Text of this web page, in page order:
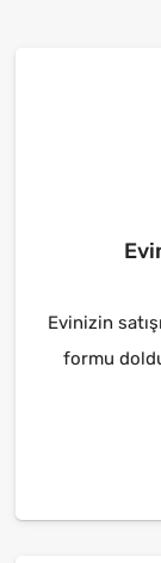
Evinizin
formu